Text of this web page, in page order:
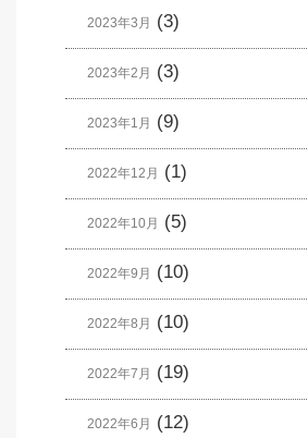
2023年3月 (3)
2023年2月 (3)
2023年1月 (9)
2022年12月 (1)
2022年10月 (5)
2022年9月 (10)
2022年8月 (10)
2022年7月 (19)
2022年6月 (12)